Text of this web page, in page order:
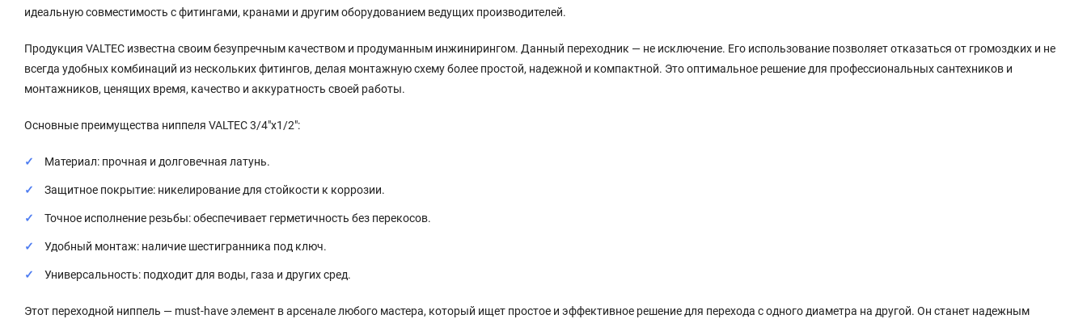
идеальную совместимость с фитингами, кранами и другим оборудованием ведущих производителей.
Продукция VALTEC известна своим безупречным качеством и продуманным инжинирингом. Данный переходник — не исключение. Его использование позволяет отказаться от громоздких и не
всегда удобных комбинаций из нескольких фитингов, делая монтажную схему более простой, надежной и компактной. Это оптимальное решение для профессиональных сантехников и
монтажников, ценящих время, качество и аккуратность своей работы.
Основные преимущества ниппеля VALTEC 3/4"х1/2":
Материал: прочная и долговечная латунь.
Защитное покрытие: никелирование для стойкости к коррозии.
Точное исполнение резьбы: обеспечивает герметичность без перекосов.
Удобный монтаж: наличие шестигранника под ключ.
Универсальность: подходит для воды, газа и других сред.
Этот переходной ниппель — must-have элемент в арсенале любого мастера, который ищет простое и эффективное решение для перехода с одного диаметра на другой. Он станет надежным